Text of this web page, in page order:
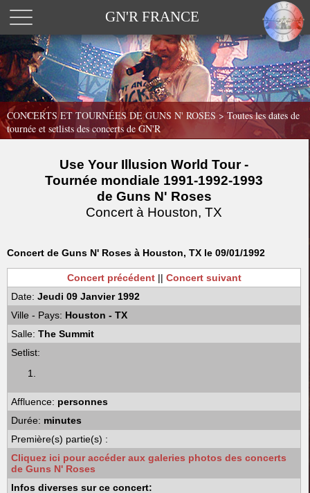
GN'R FRANCE
CONCERTS ET TOURNÉES DE GUNS N' ROSES > Toutes les dates de
tournée et setlists des concerts de GN'R
Use Your Illusion World Tour -
Tournée mondiale 1991-1992-1993
de Guns N' Roses
Concert à Houston, TX
Concert de Guns N' Roses à Houston, TX le 09/01/1992
Concert précédent|| Concert suivant
Date:Jeudi 09 Janvier 1992
Ville - Pays: Houston - TX
Salle:The Summit
Setlist:
Affluence: personnes
Durée: minutes
Première(s) partie(s) :
Cliquez ici pour accéder aux galeries photos des concerts
de Guns N' Roses
Infos diverses sur ce concert: